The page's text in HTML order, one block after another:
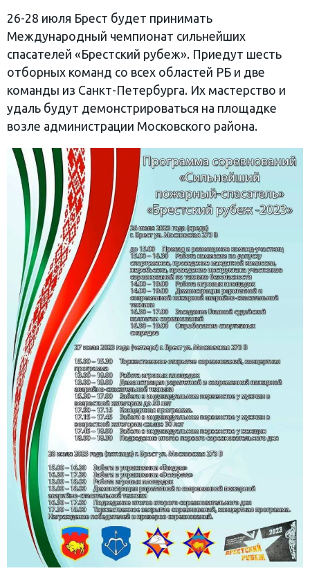
26-28 июля Брест будет принимать
Международный чемпионат сильнейших
спасателей «Брестский рубеж». Приедут шесть
отборных команд со всех областей РБ и две
команды из Санкт-Петербурга. Их мастерство и
удаль будут демонстрироваться на площадке
возле администрации Московского района.